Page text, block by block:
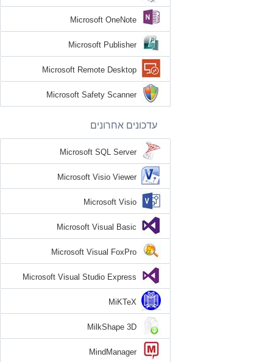
Microsoft OneNote
Microsoft Publisher
Microsoft Remote Desktop
Microsoft Safety Scanner
עדכונים אחרונים
Microsoft SQL Server
Microsoft Visio Viewer
Microsoft Visio
Microsoft Visual Basic
Microsoft Visual FoxPro
Microsoft Visual Studio Express
MiKTeX
MilkShape 3D
MindManager